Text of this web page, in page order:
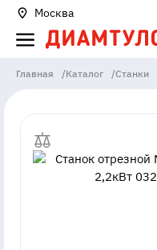
Москва
Главная /Каталог /Станки